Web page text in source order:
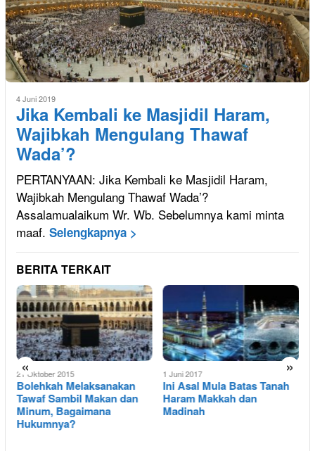
4 Juni 2019
Jika Kembali ke Masjidil Haram,
Wajibkah Mengulang Thawaf
Wada’?
PERTANYAAN: Jika Kembali ke Masjidil Haram,
Wajibkah Mengulang Thawaf Wada’?
Assalamualaikum Wr. Wb. Sebelumnya kami minta
maaf. Selengkapnya >
BERITA TERKAIT
« »
21 Oktober 2015
Bolehkah Melaksanakan
Tawaf Sambil Makan dan
Minum, Bagaimana
Hukumnya?
1 Juni 2017
Ini Asal Mula Batas Tanah
Haram Makkah dan
Madinah